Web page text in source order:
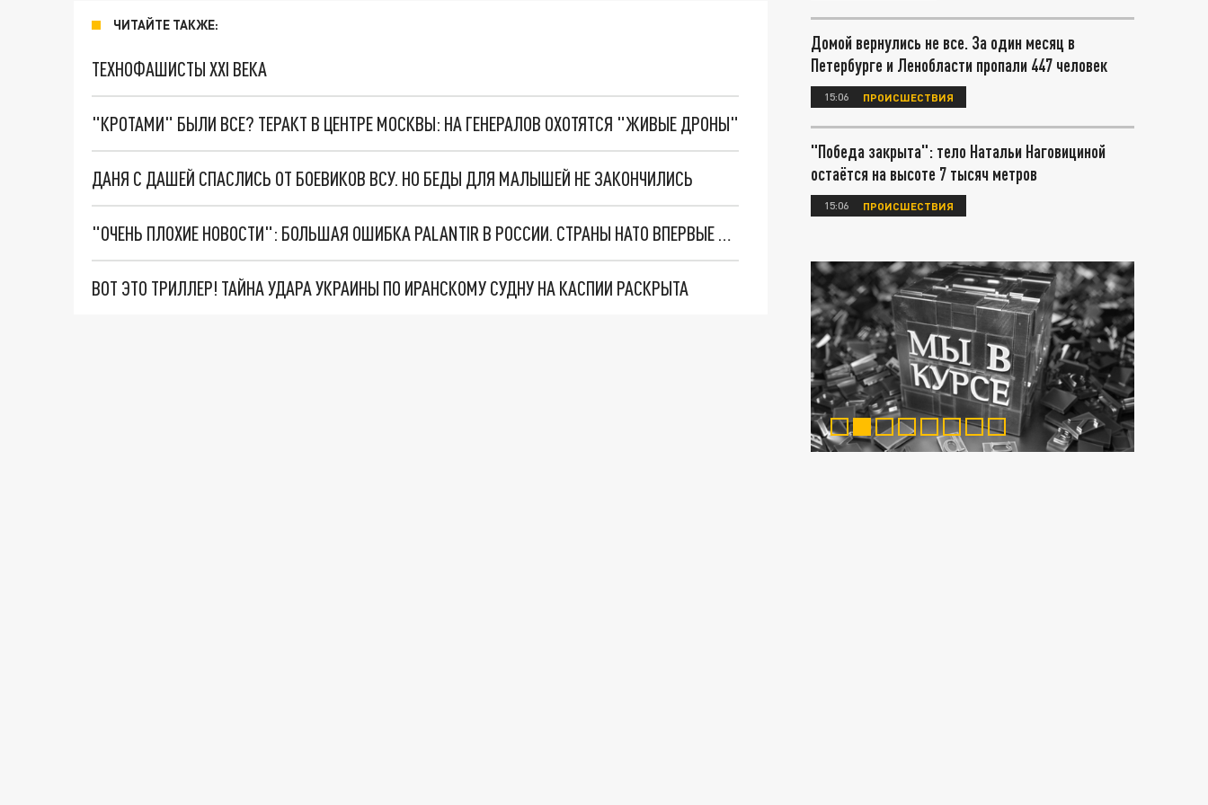
ЧИТАЙТЕ ТАКЖЕ:
ТЕХНОФАШИСТЫ XXI ВЕКА
"КРОТАМИ" БЫЛИ ВСЕ? ТЕРАКТ В ЦЕНТРЕ МОСКВЫ: НА ГЕНЕРАЛОВ ОХОТЯТСЯ "ЖИВЫЕ ДРОНЫ"
ДАНЯ С ДАШЕЙ СПАСЛИСЬ ОТ БОЕВИКОВ ВСУ. НО БЕДЫ ДЛЯ МАЛЫШЕЙ НЕ ЗАКОНЧИЛИСЬ
"ОЧЕНЬ ПЛОХИЕ НОВОСТИ": БОЛЬШАЯ ОШИБКА PALANTIR В РОССИИ. СТРАНЫ НАТО ВПЕРВЫЕ ЗА СВО ОСТАНОВИЛИ ПОСТАВКИ ОРУЖИЯ. ВСУ ТЕРЯЮТ ПРИГРАНИЧЬЕ?
ВОТ ЭТО ТРИЛЛЕР! ТАЙНА УДАРА УКРАИНЫ ПО ИРАНСКОМУ СУДНУ НА КАСПИИ РАСКРЫТА
Домой вернулись не все. За один месяц в
Петербурге и Ленобласти пропали 447 человек
15:06 ПРОИСШЕСТВИЯ
"Победа закрыта": тело Натальи Наговициной
остаётся на высоте 7 тысяч метров
15:06 ПРОИСШЕСТВИЯ